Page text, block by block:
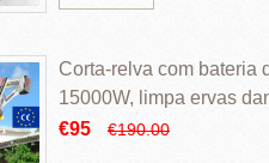
Corta-relva com bateria
15000W, limpa ervas
rapidamente
€95 €190.00